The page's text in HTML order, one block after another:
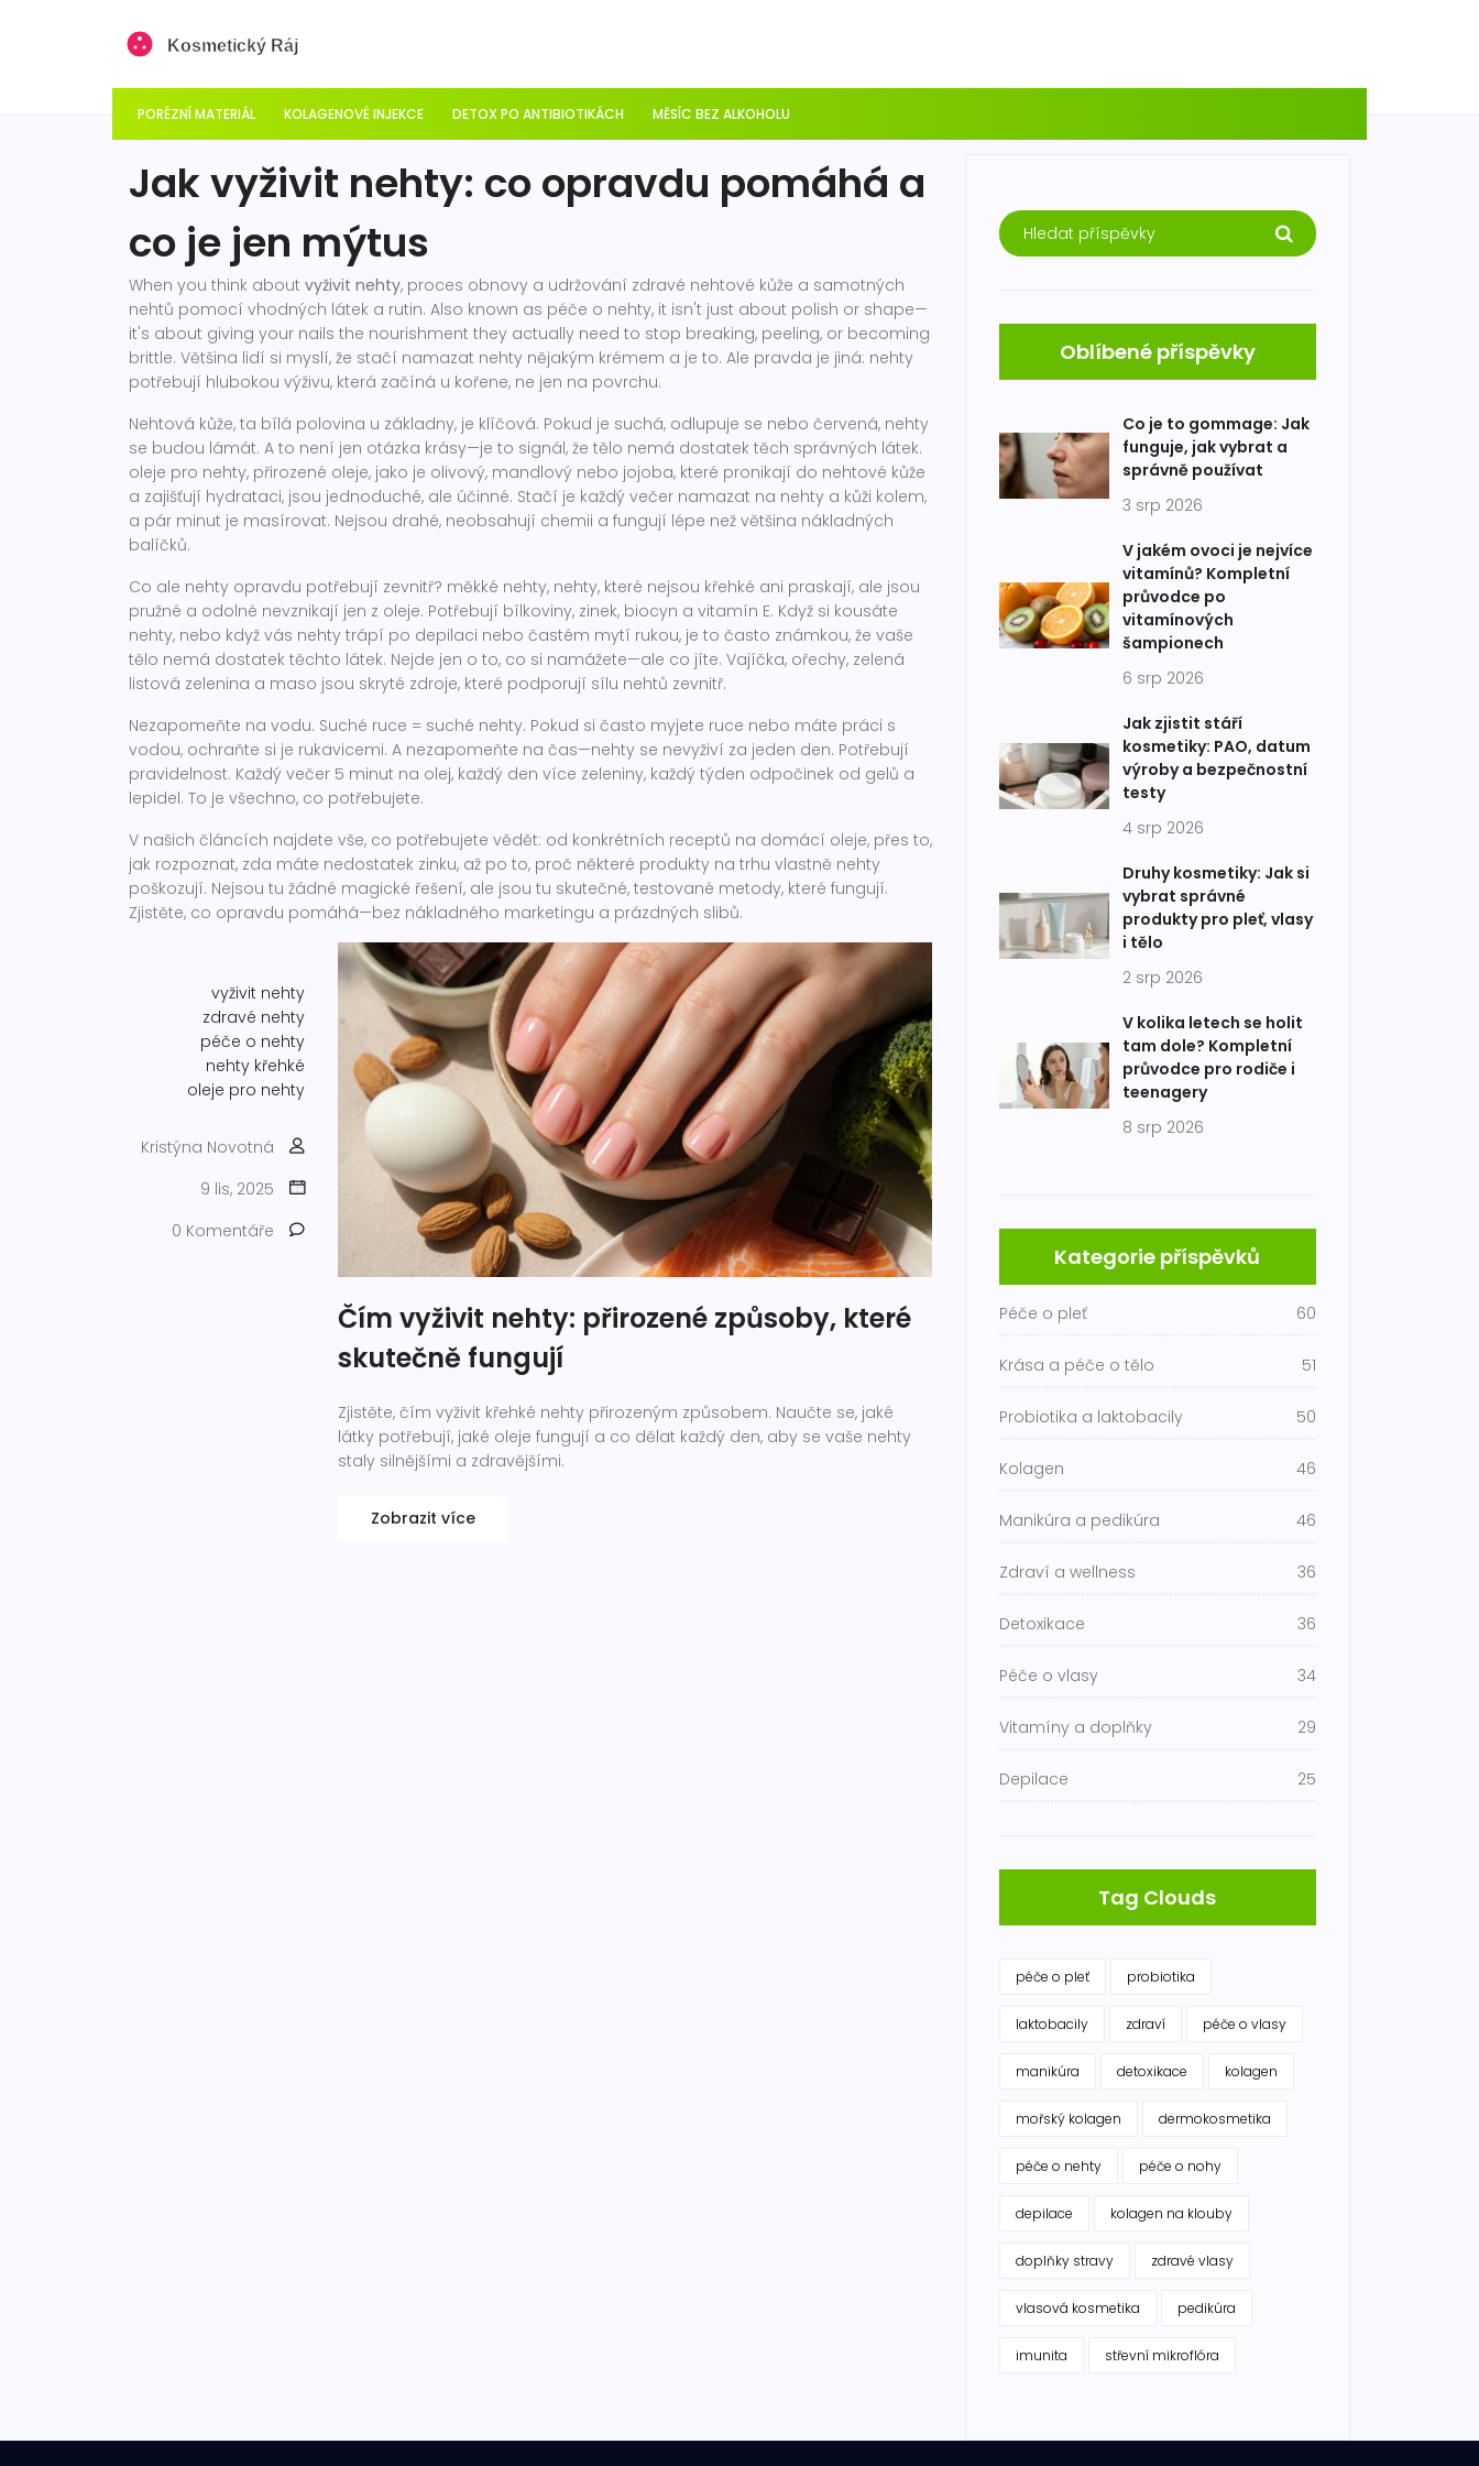
PORÉZNÍ MATERIÁL KOLAGENOVÉ INJEKCE DETOX PO ANTIBIOTIKÁCH MĚSÍC BEZ ALKOHOLU
Jak vyživit nehty: co opravdu pomáhá a
co je jen mýtus
When you think about vyživit nehty, proces obnovy a udržování zdravé nehtové kůže a samotných
nehtů pomocí vhodných látek a rutin. Also known as péče o nehty, it isn't just about polish or shape—
it's about giving your nails the nourishment they actually need to stop breaking, peeling, or becoming
brittle. Většina lidí si myslí, že stačí namazat nehty nějakým krémem a je to. Ale pravda je jiná: nehty
potřebují hlubokou výživu, která začíná u kořene, ne jen na povrchu.
Nehtová kůže, ta bílá polovina u základny, je klíčová. Pokud je suchá, odlupuje se nebo červená, nehty
se budou lámát. A to není jen otázka krásy—je to signál, že tělo nemá dostatek těch správných látek.
oleje pro nehty, přirozené oleje, jako je olivový, mandlový nebo jojoba, které pronikají do nehtové kůže
a zajišťují hydrataci, jsou jednoduché, ale účinné. Stačí je každý večer namazat na nehty a kůži kolem,
a pár minut je masírovat. Nejsou drahé, neobsahují chemii a fungují lépe než většina nákladných
balíčků.
Co ale nehty opravdu potřebují zevnitř? měkké nehty, nehty, které nejsou křehké ani praskají, ale jsou
pružné a odolné nevznikají jen z oleje. Potřebují bílkoviny, zinek, biocyn a vitamín E. Když si kousáte
nehty, nebo když vás nehty trápí po depilaci nebo častém mytí rukou, je to často známkou, že vaše
tělo nemá dostatek těchto látek. Nejde jen o to, co si namážete—ale co jíte. Vajíčka, ořechy, zelená
listová zelenina a maso jsou skryté zdroje, které podporují sílu nehtů zevnitř.
Nezapomeňte na vodu. Suché ruce = suché nehty. Pokud si často myjete ruce nebo máte práci s
vodou, ochraňte si je rukavicemi. A nezapomeňte na čas—nehty se nevyživí za jeden den. Potřebují
pravidelnost. Každý večer 5 minut na olej, každý den více zeleniny, každý týden odpočinek od gelů a
lepidel. To je všechno, co potřebujete.
V našich článcích najdete vše, co potřebujete vědět: od konkrétních receptů na domácí oleje, přes to,
jak rozpoznat, zda máte nedostatek zinku, až po to, proč některé produkty na trhu vlastně nehty
poškozují. Nejsou tu žádné magické řešení, ale jsou tu skutečné, testované metody, které fungují.
Zjistěte, co opravdu pomáhá—bez nákladného marketingu a prázdných slibů.
vyživit nehty
zdravé nehty
péče o nehty
nehty křehké
oleje pro nehty
Kristýna Novotná
9 lis, 2025
0 Komentáře
Čím vyživit nehty: přirozené způsoby, které
skutečně fungují
Zjistěte, čím vyživit křehké nehty přirozeným způsobem. Naučte se, jaké
látky potřebují, jaké oleje fungují a co dělat každý den, aby se vaše nehty
staly silnějšími a zdravějšími.
Zobrazit více
Oblíbené příspěvky
Co je to gommage: Jak
funguje, jak vybrat a
správně používat
3 srp 2026
V jakém ovoci je nejvíce
vitamínů? Kompletní
průvodce po
vitamínových
šampionech
6 srp 2026
Jak zjistit stáří
kosmetiky: PAO, datum
výroby a bezpečnostní
testy
4 srp 2026
Druhy kosmetiky: Jak si
vybrat správné
produkty pro pleť, vlasy
i tělo
2 srp 2026
V kolika letech se holit
tam dole? Kompletní
průvodce pro rodiče i
teenagery
8 srp 2026
Kategorie příspěvků
Péče o pleť 60
Krása a péče o tělo 51
Probiotika a laktobacily 50
Kolagen 46
Manikúra a pedikúra 46
Zdraví a wellness 36
Detoxikace 36
Péče o vlasy 34
Vitamíny a doplňky 29
Depilace 25
Tag Clouds
péče o pleť probiotika
laktobacily zdraví péče o vlasy
manikúra detoxikace kolagen
mořský kolagen dermokosmetika
péče o nehty péče o nohy
depilace kolagen na klouby
doplňky stravy zdravé vlasy
vlasová kosmetika pedikúra
imunita střevní mikroflóra